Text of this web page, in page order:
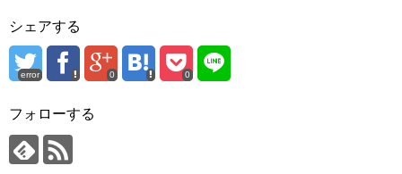
シェアする
error 0 0
フォローする